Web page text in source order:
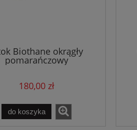
Biothane okrągły
pomarańczowy
180,00 zł
do koszyka